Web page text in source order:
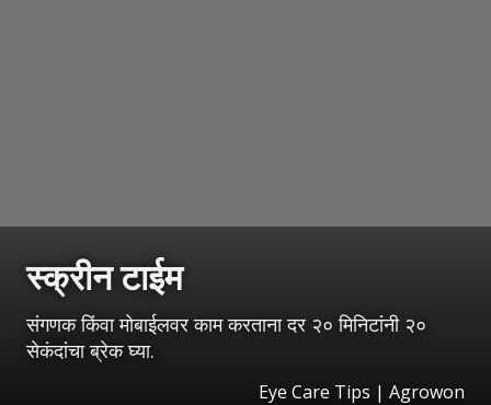
स्क्रीन टाईम
संगणक किंवा मोबाईलवर काम करताना दर २० मिनिटांनी २०
सेकंदांचा ब्रेक घ्या.
Eye Care Tips | Agrowon